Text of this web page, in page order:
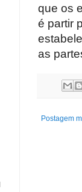
que os
é partir
as
Postagem